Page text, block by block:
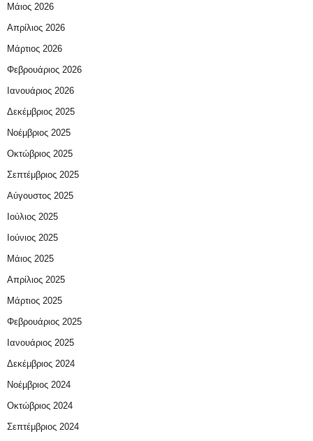
Μάιος 2026
Απρίλιος 2026
Μάρτιος 2026
Φεβρουάριος 2026
Ιανουάριος 2026
Δεκέμβριος 2025
Νοέμβριος 2025
Οκτώβριος 2025
Σεπτέμβριος 2025
Αύγουστος 2025
Ιούλιος 2025
Ιούνιος 2025
Μάιος 2025
Απρίλιος 2025
Μάρτιος 2025
Φεβρουάριος 2025
Ιανουάριος 2025
Δεκέμβριος 2024
Νοέμβριος 2024
Οκτώβριος 2024
Σεπτέμβριος 2024